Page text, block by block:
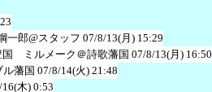
一郎@スタッフ 07/8/13(月) 15:29
国 ミルメーク＠詩歌藩国 07/8/13(月) 16:50
藩国 07/8/14(火) 21:48
木) 0:53